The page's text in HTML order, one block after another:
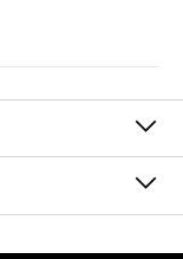
eje vertical